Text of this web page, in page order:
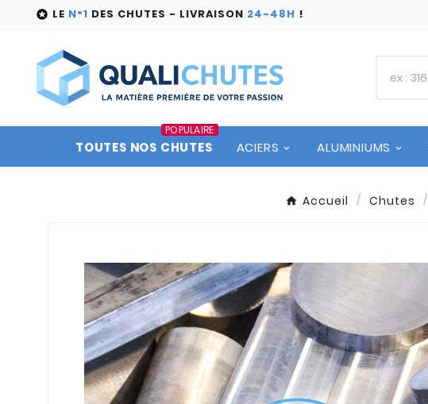
 LE N°1 DES CHUTES - LIVRAISON 24-48H !
TOUTES NOS CHUTES
POPULAIRE
ACIERS ALUMINIUMS
Accueil Chutes